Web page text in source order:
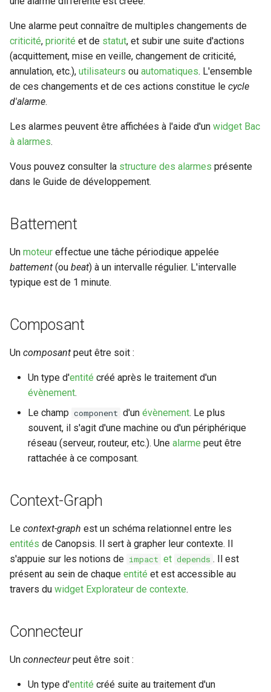
a
r
r
l
a
r
c
h
e
e
SAML2, OAUTH2, OPENID)
Modification du fichier de
configuration toml
canopsis.toml
Reconnexion automatique
des services et des
Variables d'environnement
Gestion fixtures
ses composants
Prérequis des versions
Linkbuilder
Matrice des flux reseau
Mise a jour
Remediation
Smart feeder
Outil de support
Rabbitmq webui
Troubleshooting
evenement
Engine-remediation
Engine-webhook
Swagger community
Swagger pro
Groupement d'alarmes par
corrélation
Météo des Services
Notifications vers un outil
tiers
Période de confirmation pour
les nouvelles alarmes
affichages via des templates
Utiliser la réponse d'un
webhook dans le webhook
Vues
Widgets
Gestion des tags
Indicateurs statistiques et
KPI
Listes de lecture
Mode Maintenance
Paramètres de calcul
Paramètres de stockage
Rôles
Règles d'inactivité
Règles Méta Alarmes (pro)
Règles de résolution
Règles SNMP (pro)
Scenarios
Évènement
Impact
Météo
Moteur
Nom de connecteur
Ressource
Service
Statut des alarmes
d'une alarme
Connecteur PRTG
Connecteur prometheus
Connecteur Zabbix vers
Une alarme peut connaître de multiples changements de
criticité, priorité et de statut, et subir une suite d'actions
(acquittement, mise en veille, changement de criticité,
annulation, etc.), utilisateurs ou automatiques. L'ensemble
de ces changements et de ces actions constitue le cycle
d'alarme.
Les alarmes peuvent être affichées à l'aide d'un widget Bac
à alarmes.
Vous pouvez consulter la structure des alarmes présente
dans le Guide de développement.
Battement
Un moteur effectue une tâche périodique appelée
battement (ou beat) à un intervalle régulier. L'intervalle
typique est de 1 minute.
Composant
Un composant peut être soit :
Un type d'entité créé après le traitement d'un
évènement.
Le champ component d'un évènement. Le plus
souvent, il s'agit d'une machine ou d'un périphérique
réseau (serveur, routeur, etc.). Une alarme peut être
rattachée à ce composant.
Context-Graph
Le context-graph est un schéma relationnel entre les
entités de Canopsis. Il sert à grapher leur contexte. Il
s'appuie sur les notions de impact et depends . Il est
présent au sein de chaque entité et est accessible au
travers du widget Explorateur de contexte.
Connecteur
Un connecteurpeut être soit :
Un type d'entité créé suite au traitement d'un